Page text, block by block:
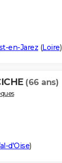
en-Jarez (Loire)
(66 ans)
d'Oise)